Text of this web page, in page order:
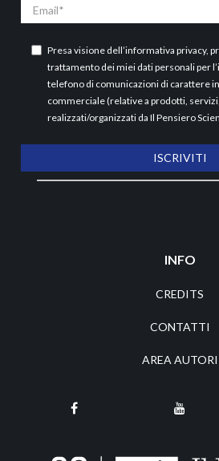
Presa visione dell’informativa privacy,
trattamento dei miei dati personali per
telefono di comunicazioni di carattere
commerciale (relative a prodotti,
realizzati/organizzati da Il Pensiero
ISCRIVITI
INFO
CREDITS
CONTATTI
AREA AUTORI